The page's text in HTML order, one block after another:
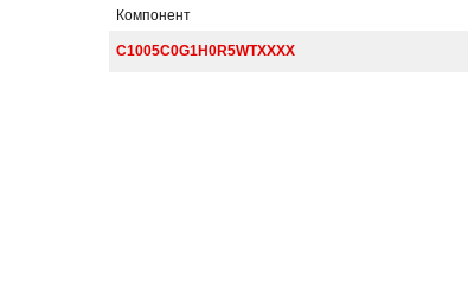
Компонент
C1005C0G1H0R5WTXXXX